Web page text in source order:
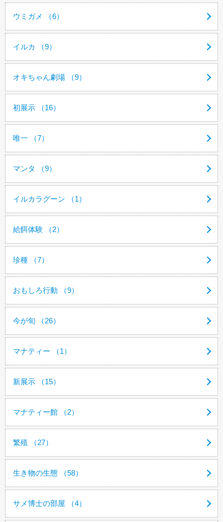
ウミガメ （6）
イルカ （9）
オキちゃん劇場 （9）
初展示 （16）
唯一 （7）
マンタ （9）
イルカラグーン （1）
給餌体験 （2）
珍種 （7）
おもしろ行動 （9）
今が旬 （26）
マナティー （1）
新展示 （15）
マナティー館 （2）
繁殖 （27）
生き物の生態 （58）
サメ博士の部屋 （4）